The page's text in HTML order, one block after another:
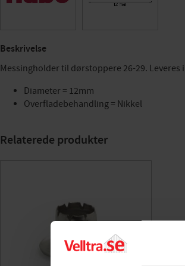
Beskrivelse
Messingholder til dørstoppere 26-29. Leveres
Diameter = 12mm
Overfladebehandling = Nikkel
Relaterede produkter